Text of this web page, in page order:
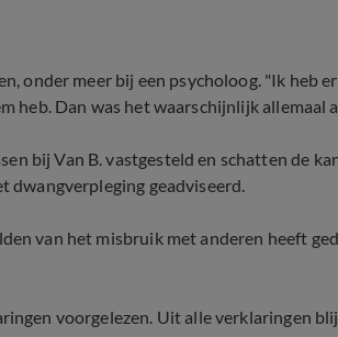
onder meer bij een psycholoog. "Ik heb
heb. Dan was het waarschijnlijk allemaal
bij Van B. vastgesteld en schatten de
dwangverpleging geadviseerd.
van het misbruik met anderen heeft
voorgelezen. Uit alle verklaringen